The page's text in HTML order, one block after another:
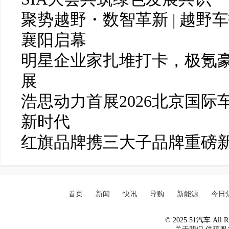
聚势越野・数智革新 | 越野
襄阳启幕
明星企业家扎堆打卡，极氪
展
浩思动力首展2026北京国际
新时代
红旗品牌携三大子品牌重磅
首页 新闻 快讯 导购 新能源 今日
© 2025 51汽车 All